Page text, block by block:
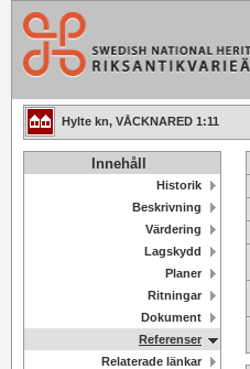
Hylte kn, VÅCKNARED 1:11
Innehåll
Historik
Beskrivning
Värdering
Lagskydd
Planer
Ritningar
Dokument
Referenser
Relaterade länkar